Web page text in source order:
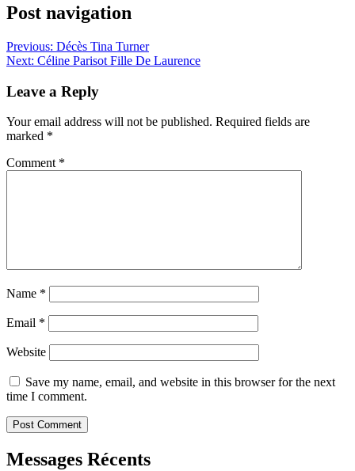
Post navigation
Previous: Décès Tina Turner
Next: Céline Parisot Fille De Laurence
Leave a Reply
Your email address will not be published. Required fields are
marked *
Comment *
Name *
Email *
Website
Save my name, email, and website in this browser for the next
time I comment.
Messages Récents